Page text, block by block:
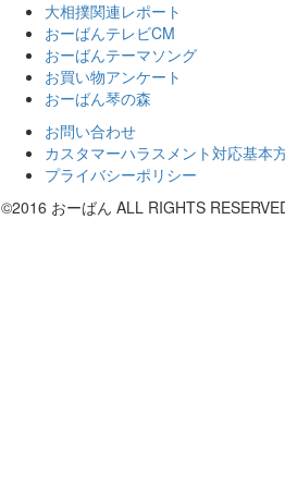
大相撲関連レポート
おーばんテレビCM
おーばんテーマソング
お買い物アンケート
おーばん琴の森
お問い合わせ
カスタマーハラスメント対応基本
プライバシーポリシー
©2016 おーばん ALL RIGHTS